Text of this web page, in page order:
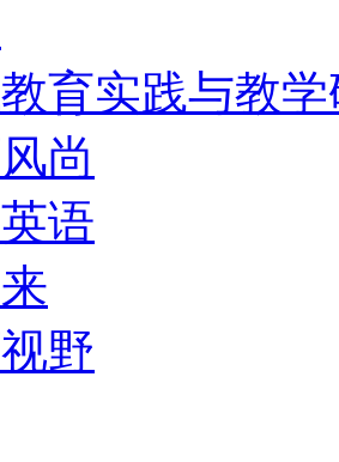
育实践与教
尚
语
野